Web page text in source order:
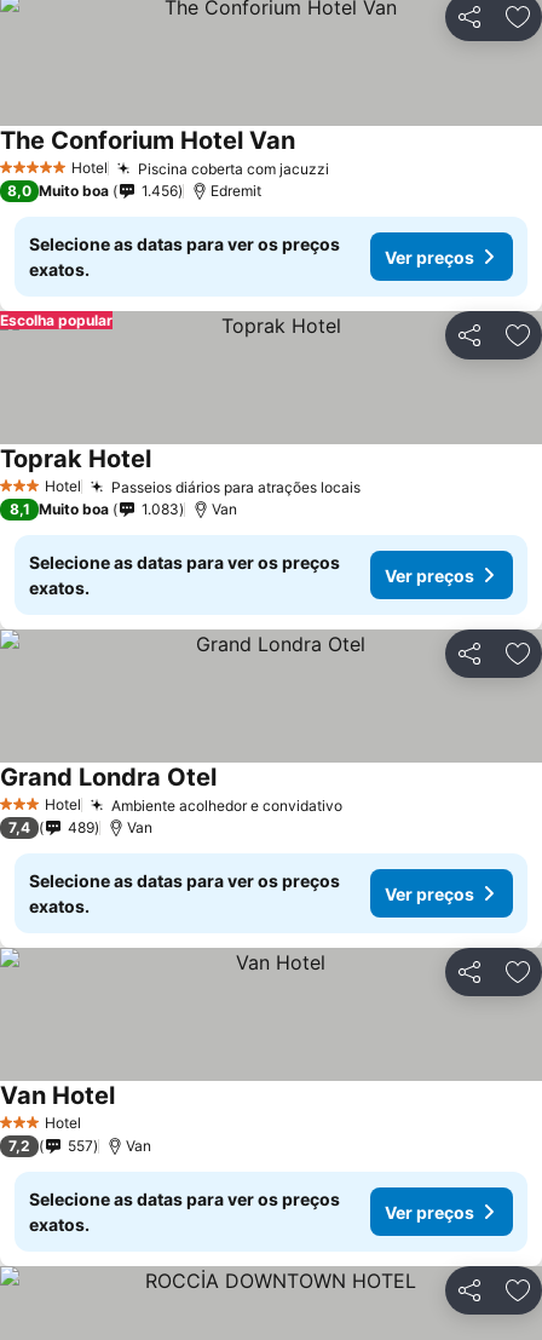
Partilhar
5 Estrelas Hotel Piscina coberta com jacuzzi
The Conforium Hotel VanVer preços
8,0 Muito boa 1.456 Edremit
Selecione as datas para ver os preços
exatos.
Ver preços
Partilhar
Escolha popular
3 EstrelasHotel Passeios diários para atrações locaisVer preços
Toprak HotelVer preços
8,1 Muito boa 1.083 Van
Selecione as datas para ver os preços
exatos.
Ver preços
Partilhar
3 EstrelasHotel Ambiente acolhedor e convidativoVer preços
Grand Londra OtelVer preços
7,4 489 Van
Selecione as datas para ver os preços
exatos.
Ver preços
Partilhar
3 EstrelasHotel
Van HotelVer preços
7,2 557 Van
Selecione as datas para ver os preços
exatos.
Ver preços
Partilhar